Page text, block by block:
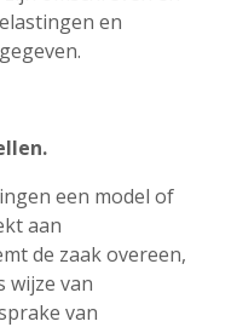
en
een model of
aan
de zaak overeen,
wijze van
van